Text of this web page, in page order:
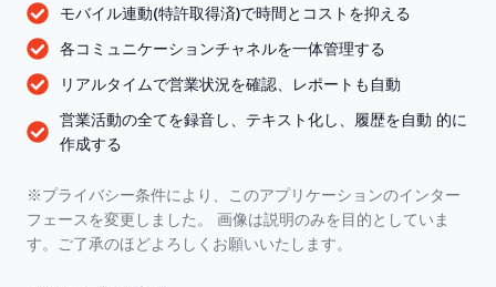
モバイル連動(特許取得済)で時間とコストを抑える
各コミュニケーションチャネルを一体管理する
リアルタイムで営業状況を確認、レポートも自動
営業活動の全てを録音し、テキスト化し、履歴を自動 的に
作成する
※プライバシー条件により、このアプリケーションのインター
フェースを変更しました。 画像は説明のみを目的としていま
す。ご了承のほどよろしくお願いいたします。